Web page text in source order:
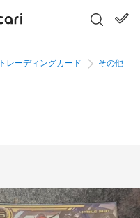
トレーディングカード その他